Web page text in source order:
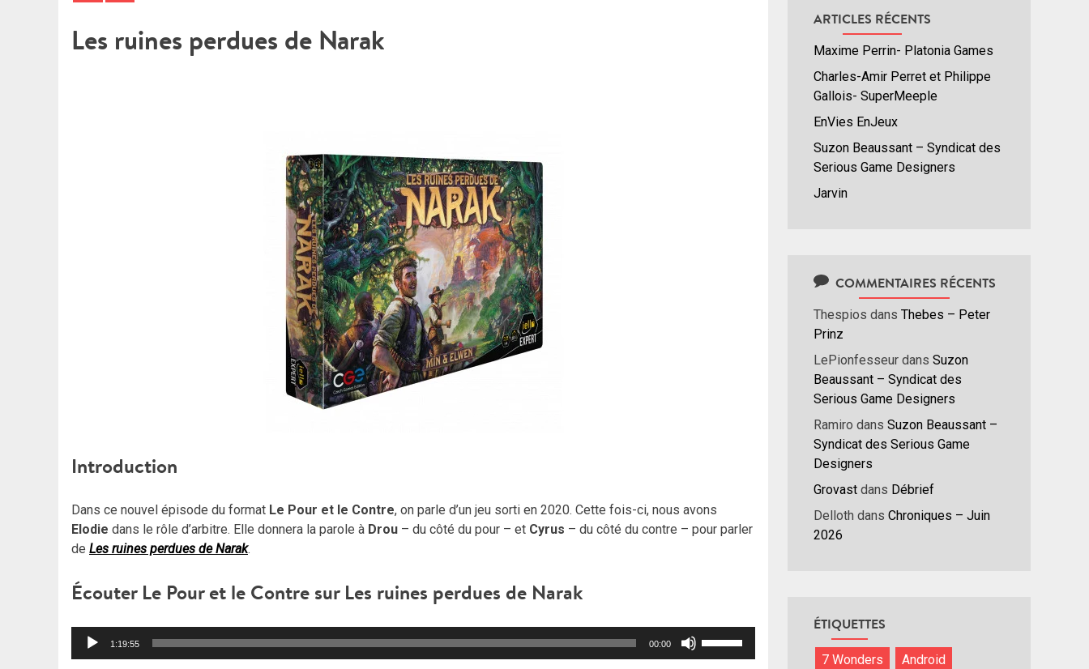
Les ruines perdues de Narak
Introduction
Dans ce nouvel épisode du format Le Pour et le Contre, on parle d’un jeu sorti en 2020. Cette fois-ci, nous avons
Elodie dans le rôle d’arbitre. Elle donnera la parole à Drou – du côté du pour – et Cyrus – du côté du contre – pour parler
de Les ruines perdues de Narak.
Écouter Le Pour et le Contre sur Les ruines perdues de Narak
Lecteur
1:19:55 00:00
ARTICLES RÉCENTS
Maxime Perrin- Platonia Games
Charles-Amir Perret et Philippe
Gallois- SuperMeeple
EnVies EnJeux
Suzon Beaussant – Syndicat des
Serious Game Designers
Jarvin
COMMENTAIRES RÉCENTS
Thespios dans Thebes – Peter
Prinz
LePionfesseur dans Suzon
Beaussant – Syndicat des
Serious Game Designers
Ramiro dans Suzon Beaussant –
Syndicat des Serious Game
Designers
Grovast dans Débrief
Delloth dans Chroniques – Juin
2026
ÉTIQUETTES
7 Wonders
Android